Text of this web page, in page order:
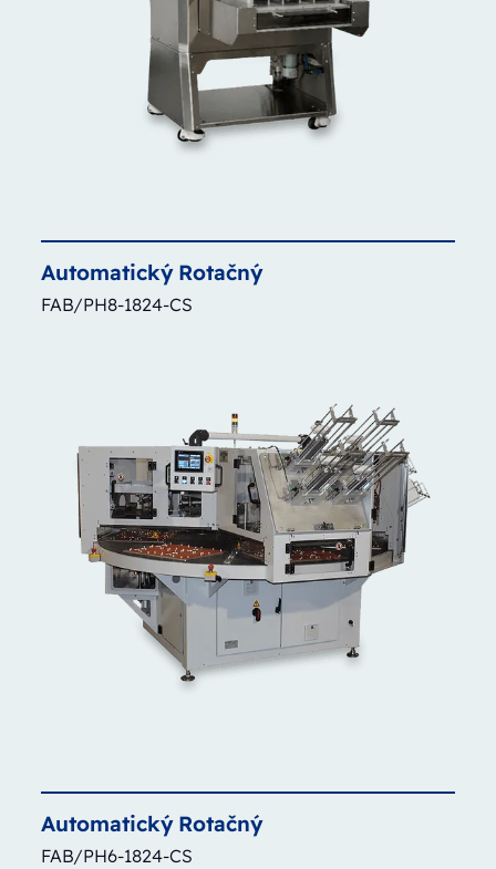
Automatický Rotačný
FAB/PH8-1824-CS
Automatický Rotačný
FAB/PH6-1824-CS